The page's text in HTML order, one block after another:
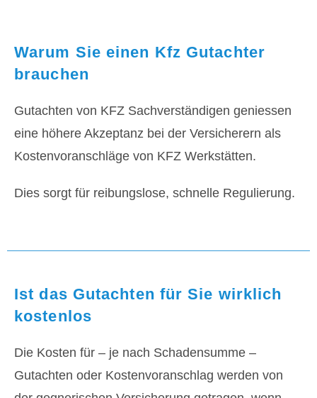
Warum Sie einen Kfz Gutachter
brauchen
Gutachten von KFZ Sachverständigen geniessen
eine höhere Akzeptanz bei der Versicherern als
Kostenvoranschläge von KFZ Werkstätten.
Dies sorgt für reibungslose, schnelle Regulierung.
Ist das Gutachten für Sie wirklich
kostenlos
Die Kosten für – je nach Schadensumme –
Gutachten oder Kostenvoranschlag werden von